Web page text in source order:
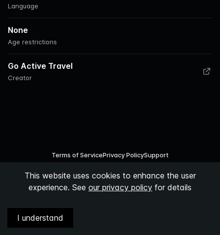
Language
Age restrictions
None
Creator
Go Active Travel
Terms of ServicePrivacy PolicySupport
©2026Podspace AB
This website uses cookies to enhance the user
experience. See our privacy policy for details
I understand